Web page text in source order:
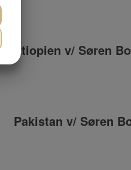
Etiopien v/ Søren
Pakistan v/ Søren